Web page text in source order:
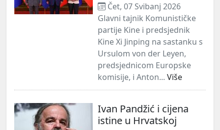
Čet, 07 Svibanj 2026
Glavni tajnik Komunističke
partije Kine i predsjednik
Kine Xi Jinping na sastanku s
Ursulom von der Leyen,
predsjednicom Europske
komisije, i Anton... Više
Ivan Pandžić i cijena
istine u Hrvatskoj